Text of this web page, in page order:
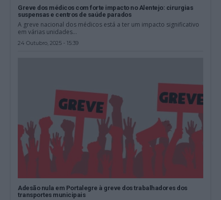
Greve dos médicos com forte impacto no Alentejo: cirurgias
suspensas e centros de saúde parados
A greve nacional dos médicos está a ter um impacto significativo
em várias unidades...
24 Outubro, 2025 - 15:39
Adesão nula em Portalegre à greve dos trabalhadores dos
transportes municipais